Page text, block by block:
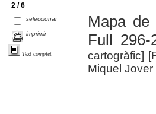
2 / 6
seleccionar
imprimir
Text complet
Mapa de
Full
cartogràfic]
Miquel